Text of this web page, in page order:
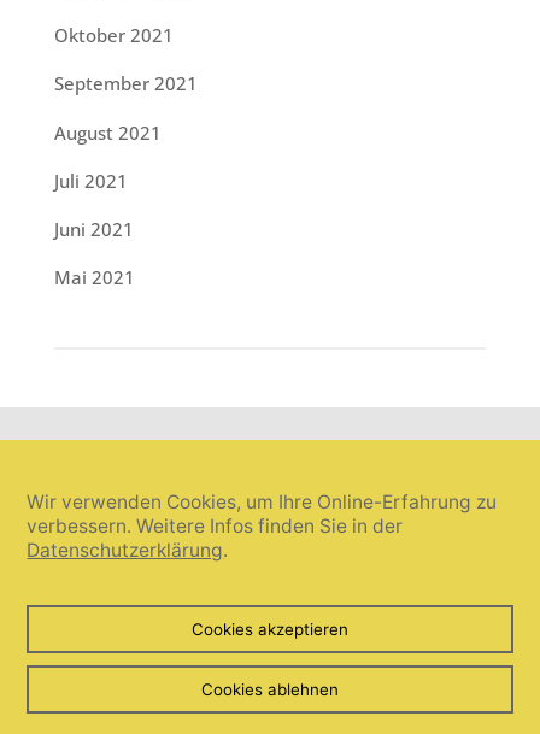
Oktober 2021
September 2021
August 2021
Juli 2021
Juni 2021
Mai 2021
Cookie-Einstellungen widerrufen
© Umanis freie Wortwahl 2026. Alle Rechte vorbehalten.
Wir verwenden Cookies, um Ihre Online-Erfahrung zu
verbessern. Weitere Infos finden Sie in der
Datenschutzerklärung.
Cookies akzeptieren
Cookies ablehnen